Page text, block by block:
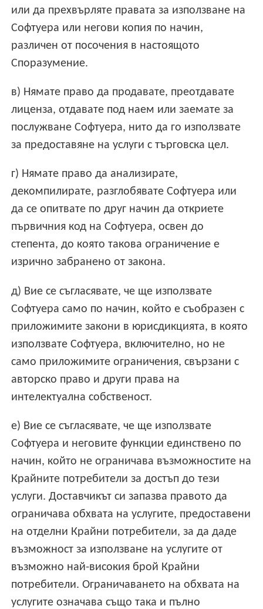
или да прехвърляте правата за използване на
Софтуера или негови копия по начин,
различен от посочения в настоящото
Споразумение.
в) Нямате право да продавате, преотдавате
лиценза, отдавате под наем или заемате за
послужване Софтуера, нито да го използвате
за предоставяне на услуги с търговска цел.
г) Нямате право да анализирате,
декомпилирате, разглобявате Софтуера или
да се опитвате по друг начин да откриете
първичния код на Софтуера, освен до
степента, до която такова ограничение е
изрично забранено от закона.
д) Вие се съгласявате, че ще използвате
Софтуера само по начин, който е съобразен с
приложимите закони в юрисдикцията, в която
използвате Софтуера, включително, но не
само приложимите ограничения, свързани с
авторско право и други права на
интелектуална собственост.
е) Вие се съгласявате, че ще използвате
Софтуера и неговите функции единствено по
начин, който не ограничава възможностите на
Крайните потребители за достъп до тези
услуги. Доставчикът си запазва правото да
ограничава обхвата на услугите, предоставени
на отделни Крайни потребители, за да даде
възможност за използване на услугите от
възможно най-високия брой Крайни
потребители. Ограничаването на обхвата на
услугите означава също така и пълно